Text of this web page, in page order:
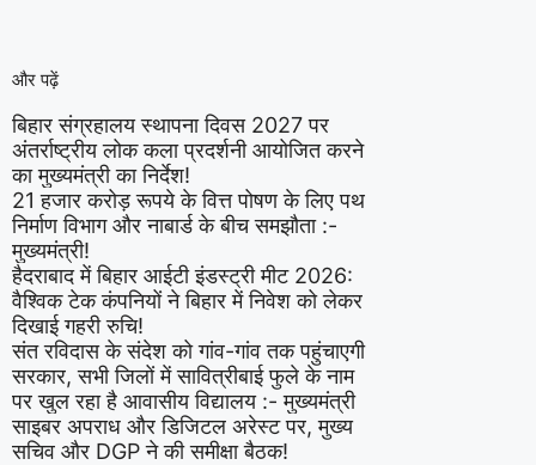
और पढ़ें
बिहार संग्रहालय स्थापना दिवस 2027 पर
अंतर्राष्ट्रीय लोक कला प्रदर्शनी आयोजित करने
का मुख्यमंत्री का निर्देश!
21 हजार करोड़ रूपये के वित्त पोषण के लिए पथ
निर्माण विभाग और नाबार्ड के बीच समझौता :-
मुख्यमंत्री!
हैदराबाद में बिहार आईटी इंडस्ट्री मीट 2026:
वैश्विक टेक कंपनियों ने बिहार में निवेश को लेकर
दिखाई गहरी रुचि!
संत रविदास के संदेश को गांव-गांव तक पहुंचाएगी
सरकार, सभी जिलों में सावित्रीबाई फुले के नाम
पर खुल रहा है आवासीय विद्यालय :- मुख्यमंत्री
साइबर अपराध और डिजिटल अरेस्ट पर, मुख्य
सचिव और DGP ने की समीक्षा बैठक!